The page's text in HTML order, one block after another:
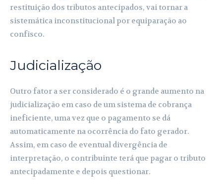
restituição dos tributos antecipados, vai tornar a
sistemática inconstitucional por equiparação ao
confisco.
Judicialização
Outro fator a ser considerado é o grande aumento na
judicialização em caso de um sistema de cobrança
ineficiente, uma vez que o pagamento se dá
automaticamente na ocorrência do fato gerador.
Assim, em caso de eventual divergência de
interpretação, o contribuinte terá que pagar o tributo
antecipadamente e depois questionar.